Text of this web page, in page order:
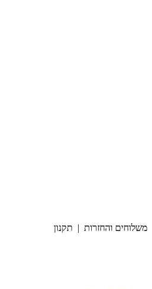
משלוחים והחזרות | תקנון